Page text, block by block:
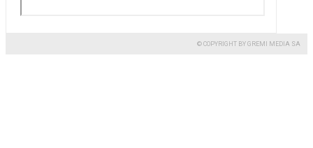
© COPYRIGHT BY GREMI MEDIA SA